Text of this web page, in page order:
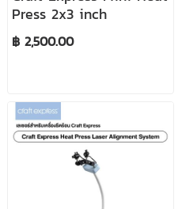
Press 2x3 inch
฿ 2,500.00